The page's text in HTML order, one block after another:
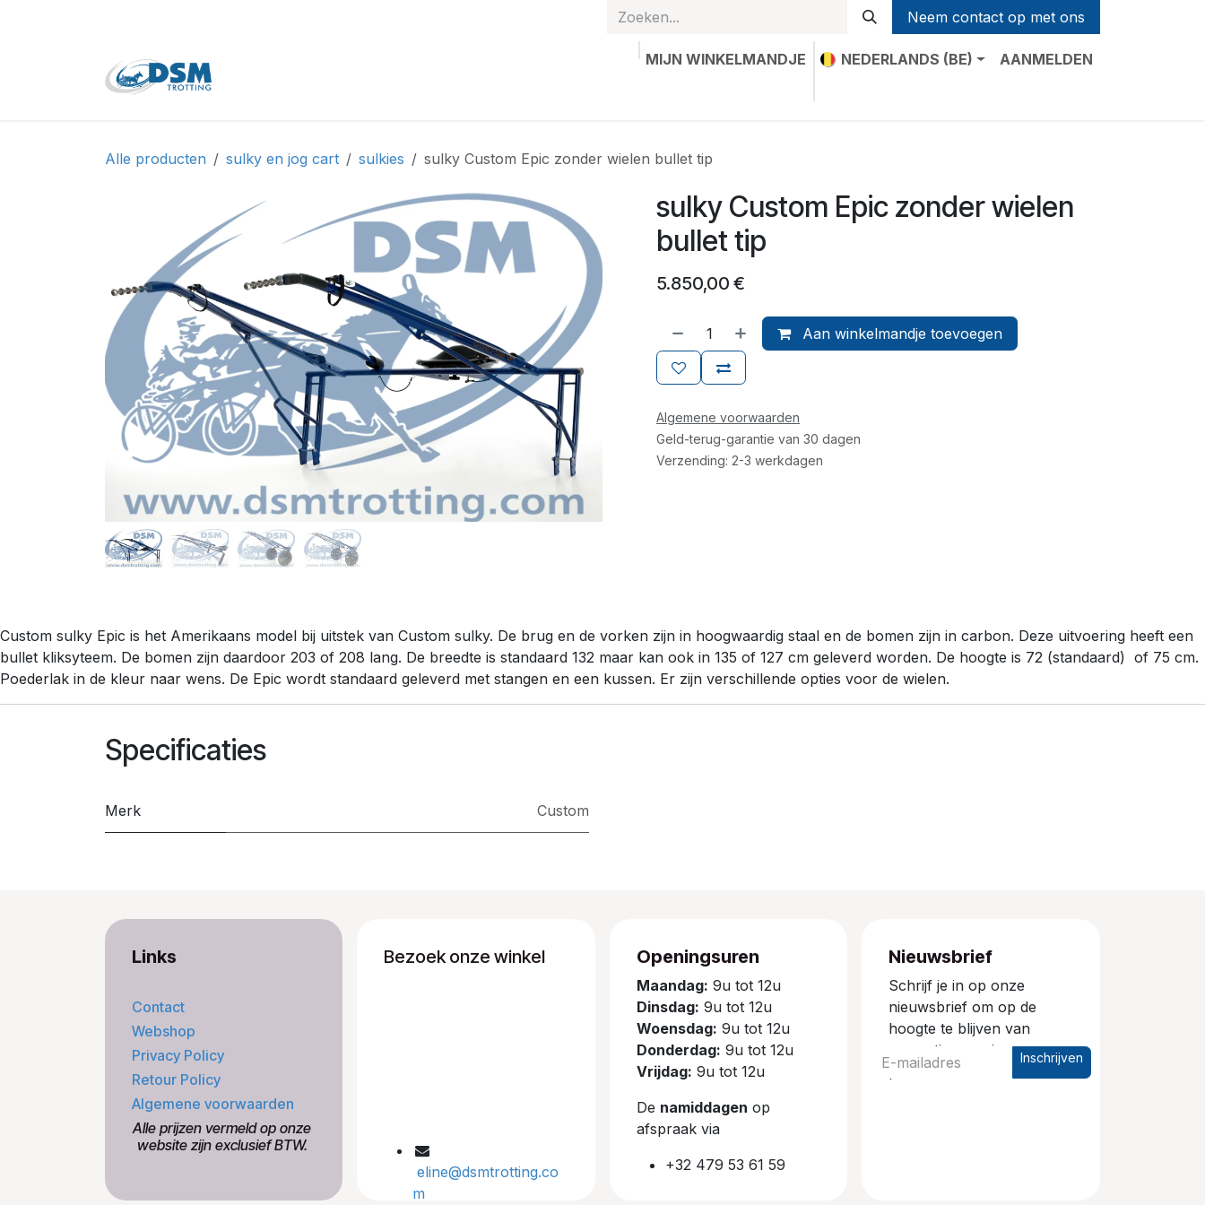
Neem contact op met ons
MIJN WINKELMANDJE NEDERLANDS (BE)
AANMELDEN
Alle producten sulky en jog cart sulkies sulky Custom Epic zonder wielen bullet tip
sulky Custom Epic zonder wielen
bullet tip
5.850,00 €
Aan winkelmandje toevoegen
Algemene voorwaarden
Geld-terug-garantie van 30 dagen
Verzending: 2-3 werkdagen
Custom sulky Epic is het Amerikaans model bij uitstek van Custom sulky. De brug en de vorken zijn in hoogwaardig staal en de bomen zijn in carbon. Deze uitvoering heeft een
bullet kliksyteem. De bomen zijn daardoor 203 of 208 lang. De breedte is standaard 132 maar kan ook in 135 of 127 cm geleverd worden. De hoogte is 72 (standaard) of 75 cm.
Poederlak in de kleur naar wens. De Epic wordt standaard geleverd met stangen en een kussen. Er zijn verschillende opties voor de wielen.
Specificaties
Merk Custom
Links
Contact
Webshop
Privacy Policy
Retour Policy
Algemene voorwaarden
​Alle prijzen vermeld op onze
​website zijn exclusief BTW.
Bezoek onze winkel
eline@dsmtrotting.co
m
Openingsuren
Maandag: 9u tot 12u
Dinsdag: 9u tot 12u
Woensdag: 9u tot 12u
Donderdag: 9u tot 12u
Vrijdag: 9u tot 12u
De namiddagen op
afspraak via
+32 479 53 61 59
Nieuwsbrief
Schrijf je in op onze
nieuwsbrief om op de
hoogte te blijven van
promoties en nieuwe
producten.
Inschrijven